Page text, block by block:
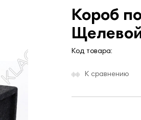
Короб
Код товара:
К сравнению